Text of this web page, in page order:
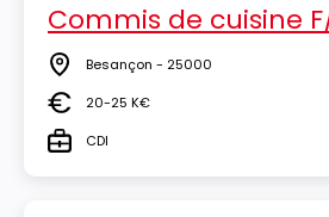
Commis de cuisine
Lieu Besançon - 25000
Salaire20-25 K€
TypeCDI